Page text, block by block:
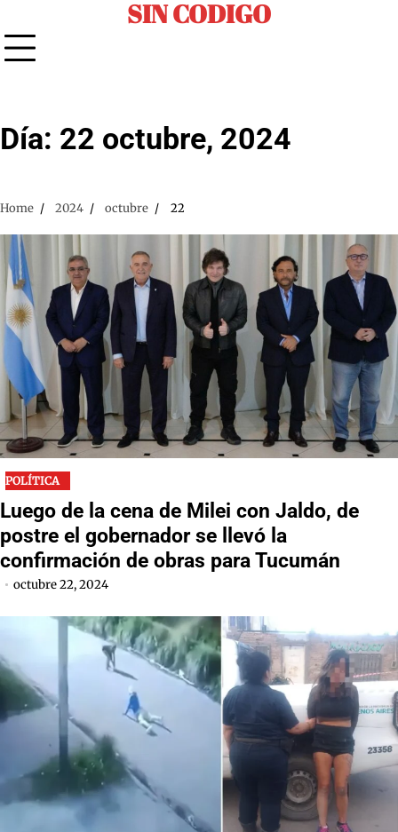
to
content
SIN CODIGO
Día: 22 octubre, 2024
Home 2024 octubre 22
POLÍTICA
Luego de la cena de Milei con Jaldo, de
postre el gobernador se llevó la
confirmación de obras para Tucumán
octubre 22, 2024